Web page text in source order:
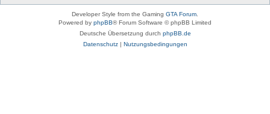
Developer Style from the Gaming GTA Forum
Powered by phpBB® Forum Software © phpBB Limited
Deutsche Übersetzung durch phpBB.de
Datenschutz| Nutzungsbedingungen